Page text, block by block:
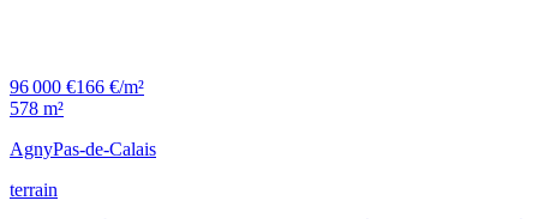
96 000 €166 €/m²
578 m²
AgnyPas-de-Calais
terrain